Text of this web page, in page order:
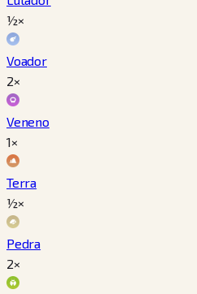
½×
Voador
2×
Veneno
1×
Terra
½×
Pedra
2×